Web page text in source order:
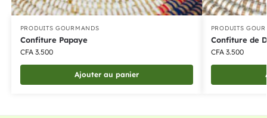
PRODUITS GOURMANDS
Confiture Papaye
CFA3.500
Ajouter au panier
PRODUITS
Confiture de
CFA3.500